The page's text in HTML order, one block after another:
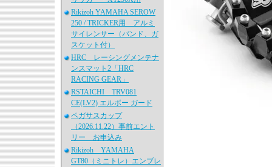
Rikizoh YAMAHA SEROW
250 / TRICKER用 アルミ
サイレンサー（バンド、ガ
スケット付）
HRC レーシングメンテナ
ンスマット2「HRC
RACING GEAR」
RSTAICHI TRV081
CE(LV2) エルボー ガード
ペガサスカップ
（2026.11.22）事前エント
リー お申込み
Rikizoh YAMAHA
GT80（ミニトレ）エンブレ